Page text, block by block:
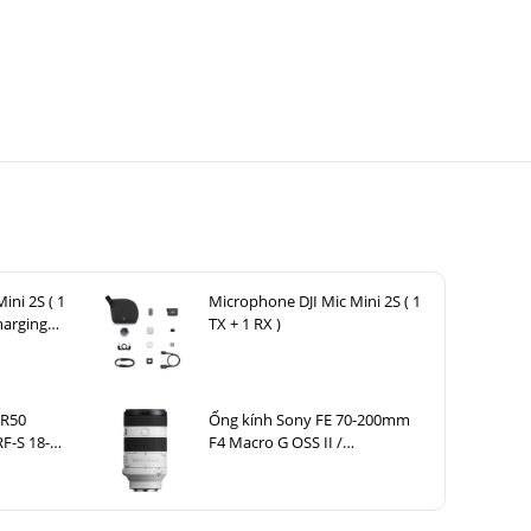
2S ( 1
Microphone DJI Mic Mini 2S ( 1
TX + 1 RX )
S 18-
Ống kính Sony FE 70-200mm
F4 Macro G OSS II /